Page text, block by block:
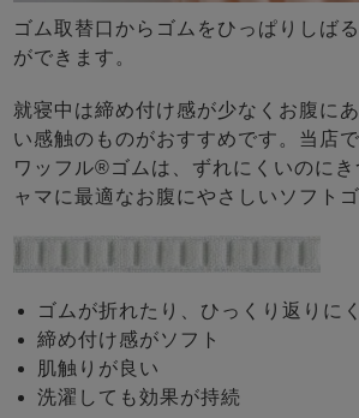
ゴム取替口からゴムをひっぱりしば
ができます。
就寝中は締め付け感が少なくお腹に
い感触のものがおすすめです。当店
ワッフル®ゴムは、ずれにくいのに
ャマに最適なお腹にやさしいソフトゴ
ゴムが折れたり、ひっくり返りに
締め付け感がソフト
肌触りが良い
洗濯しても効果が持続